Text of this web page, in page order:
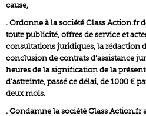
cause,
. Ordonne à la société Class Action.fr
toute publicité, offres de service et
consultations juridiques, la rédaction
conclusion de contrats d’assistance
heures de la signification de la
d’astreinte, passé ce délai, de 1000 €
deux mois.
. Condamne la société Class Action.fr